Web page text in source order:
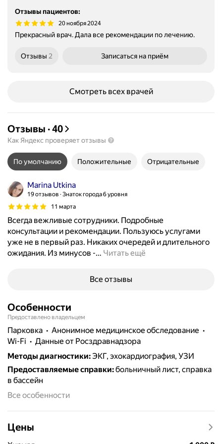
Отзывы пациентов:
20 ноября 2024
Прекрасный врач. Дала все рекомендации по лечению.
Отзывы 2 Записаться на приём
Смотреть всех врачей
Отзывы ·40
Как Яндекс проверяет отзывы
По умолчанию Положительные Отрицательные
Marina Utkina
19 отзывов Знаток города 6 уровня
11 марта
Всегда вежливые сотрудники. Подробные
консультации и рекомендации. Пользуюсь услугами
уже не в первый раз. Никаких очередей и длительного
ожидания. Из минусов -… Читать ещё
Все отзывы
Особенности
Предоставлено владельцем
парковка
анонимное медицинское обследование
Wi-Fi
данные от Росздравнадзора
Методы диагностики:ЭКГ, эхокардиография, УЗИ
Предоставляемые справки:больничный лист, справка
в бассейн
Все особенности
Цены